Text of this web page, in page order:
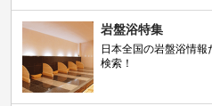
岩盤浴特集
日本全国の岩盤浴情
検索！